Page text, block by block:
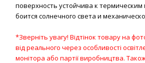
поверхность устойчива к
боится солнечного света и
*Зверніть увагу! Відтінок товару на
від реального через особливості
монітора або партії виробництва.